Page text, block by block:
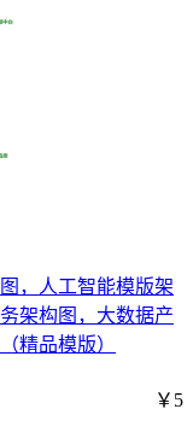
，人工智能模版架
架构图，大数据产
精品模版）
￥5